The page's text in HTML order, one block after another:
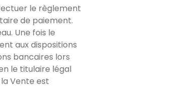
le règlement
de paiement.
Une fois le
aux dispositions
bancaires lors
le titulaire légal
Vente est